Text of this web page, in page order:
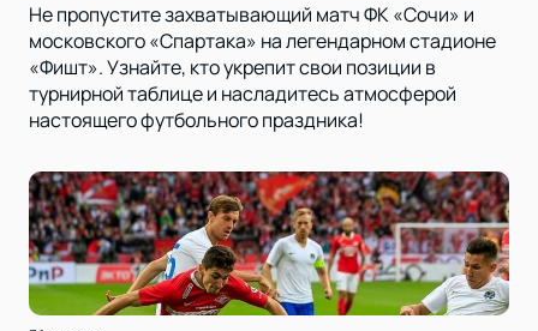
Не пропустите захватывающий матч ФК «Сочи» и
московского «Спартака» на легендарном стадионе
«Фишт». Узнайте, кто укрепит свои позиции в
турнирной таблице и насладитесь атмосферой
настоящего футбольного праздника!